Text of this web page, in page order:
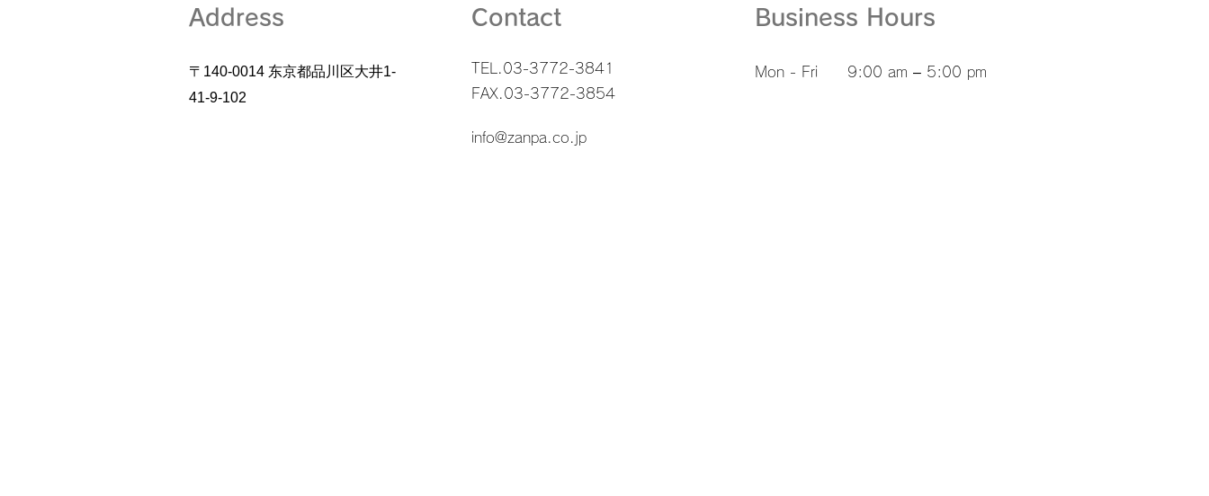
Address
〒140-0014 东京都品川区大井1-
41-9-102
Contact
TEL.03-3772-3841
FAX.03-3772-3854
Business Hours
Mon - Fri 9:00 am – 5:00 pm
info@zanpa.co.jp